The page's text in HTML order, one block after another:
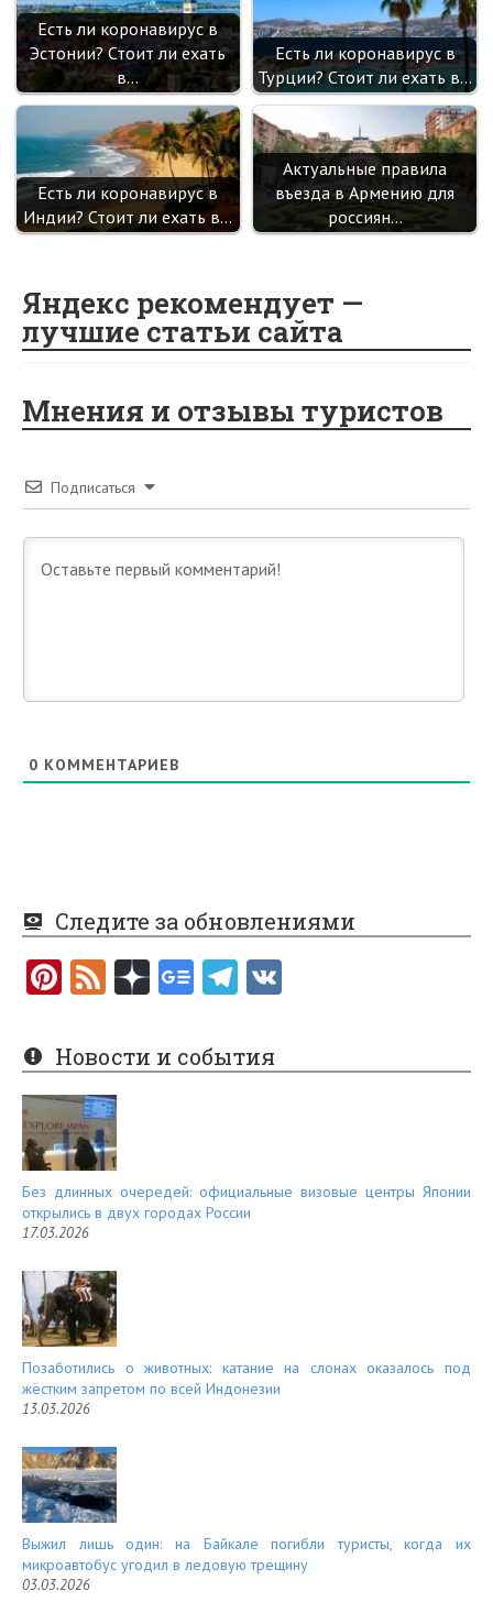
Есть ли коронавирус в
Эстонии? Стоит ли ехать
в…
Есть ли коронавирус в
Турции? Стоит ли ехать в…
Есть ли коронавирус в
Индии? Стоит ли ехать в…
Актуальные правила
въезда в Армению для
россиян…
Яндекс рекомендует —
лучшие статьи сайта
Мнения и отзывы туристов
Подписаться
0 КОММЕНТАРИЕВ
Следите за обновлениями
Pi
er
es
t
F
e
d
Новости и события
Без длинных очередей: официальные визовые центры Японии
открылись в двух городах России
17.03.2026
Позаботились о животных: катание на слонах оказалось под
жёстким запретом по всей Индонезии
13.03.2026
Выжил лишь один: на Байкале погибли туристы, когда их
микроавтобус угодил в ледовую трещину
03.03.2026